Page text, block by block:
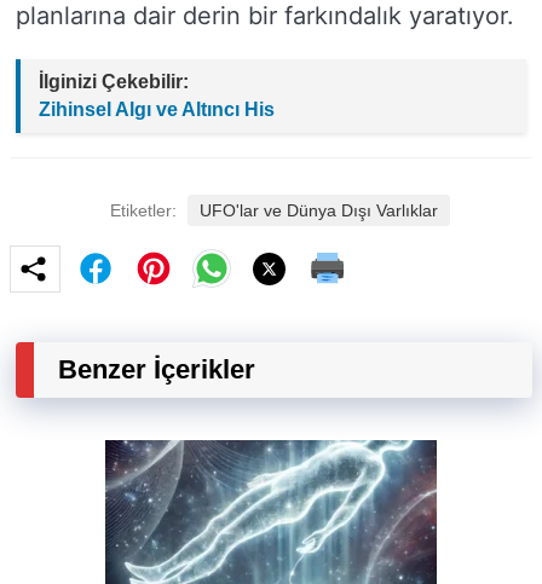
planlarına dair derin bir farkındalık yaratıyor.
İlginizi Çekebilir:
Zihinsel Algı ve Altıncı His
Etiketler: UFO'lar ve Dünya Dışı Varlıklar
Benzer İçerikler